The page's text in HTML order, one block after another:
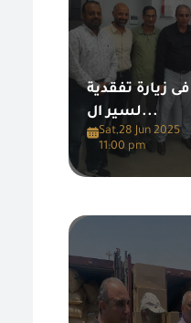
زيارة تفقدية
لسير ال...
Sat,28 Jun 2025
11:00 pm